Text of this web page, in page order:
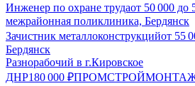
Инженер по охране трудаот 50 000 до
межрайонная поликлиника, Бердянск
Зачистник металлоконструкцийот 55
Бердянск
Разнорабочий в г.Кировское
ДНР180 000 ₽ПРОМСТРОЙМОНТАЖ,